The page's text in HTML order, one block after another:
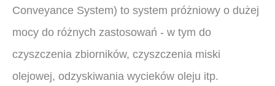
Conveyance System) to system próżniowy o dużej
mocy do różnych zastosowań - w tym do
czyszczenia zbiorników, czyszczenia miski
olejowej, odzyskiwania wycieków oleju itp.